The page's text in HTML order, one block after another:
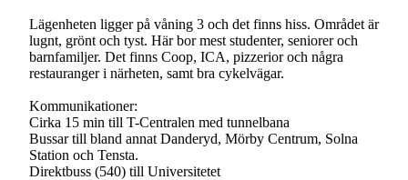
Lägenheten ligger på våning 3 och det finns hiss. Området är
lugnt, grönt och tyst. Här bor mest studenter, seniorer och
barnfamiljer. Det finns Coop, ICA, pizzerior och några
restauranger i närheten, samt bra cykelvägar.
Kommunikationer:
Cirka 15 min till T-Centralen med tunnelbana
Bussar till bland annat Danderyd, Mörby Centrum, Solna
Station och Tensta.
Direktbuss (540) till Universitetet